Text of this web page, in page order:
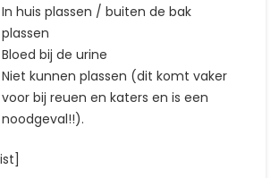
In huis plassen / buiten de bak
plassen
Bloed bij de urine
Niet kunnen plassen (dit komt vaker
voor bij reuen en katers en is een
noodgeval!!).